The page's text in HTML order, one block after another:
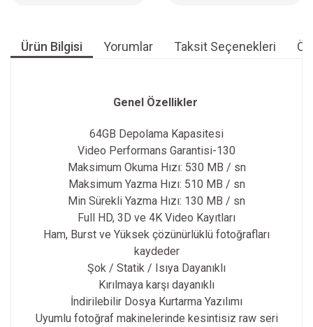
Ürün Bilgisi Yorumlar Taksit Seçenekleri
Genel Özellikler
64GB Depolama Kapasitesi
Video Performans Garantisi-130
Maksimum Okuma Hızı: 530 MB / sn
Maksimum Yazma Hızı: 510 MB / sn
Min Sürekli Yazma Hızı: 130 MB / sn
Full HD, 3D ve 4K Video Kayıtları
Ham, Burst ve Yüksek çözünürlüklü fotoğrafları
kaydeder
Şok / Statik / Isıya Dayanıklı
Kırılmaya karşı dayanıklı
İndirilebilir Dosya Kurtarma Yazılımı
Uyumlu fotoğraf makinelerinde kesintisiz raw seri